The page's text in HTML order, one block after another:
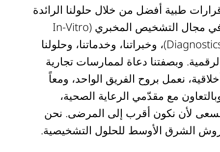
طبية أفضل من خلال حلولنا الرائدة
في مجال التشخيص المخبري (In-Vitro
Diagnostics)، وخبراتنا، وخدماتنا، وحلولنا
وبصفتنا دعاة لممارسات تجارية
نعمل بروح الفريق الواحد، ومعاً
مع مقدّمي الرعاية الصحية،
لأن نكون أقرب إلى المرضى. نحن
الشرق الأوسط للحلول التشخيصية.